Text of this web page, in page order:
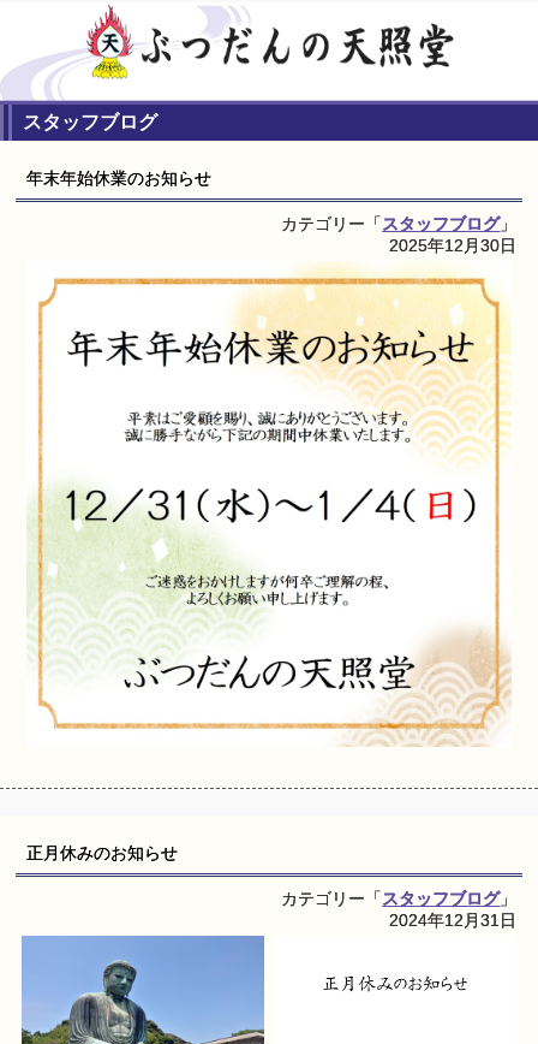
スタッフブログ
年末年始休業のお知らせ
カテゴリー「スタッフブログ」
2025年12月30日
正月休みのお知らせ
カテゴリー「スタッフブログ」
2024年12月31日